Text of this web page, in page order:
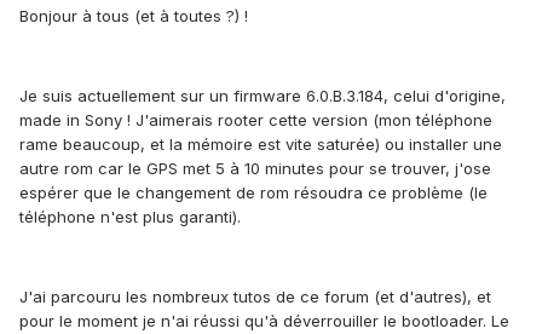
Bonjour à tous (et à toutes ?) !
Je suis actuellement sur un firmware 6.0.B.3.184, celui d'origine,
made in Sony ! J'aimerais rooter cette version (mon téléphone
rame beaucoup, et la mémoire est vite saturée) ou installer une
autre rom car le GPS met 5 à 10 minutes pour se trouver, j'ose
espérer que le changement de rom résoudra ce problème (le
téléphone n'est plus garanti).
J'ai parcouru les nombreux tutos de ce forum (et d'autres), et
pour le moment je n'ai réussi qu'à déverrouiller le bootloader. Le